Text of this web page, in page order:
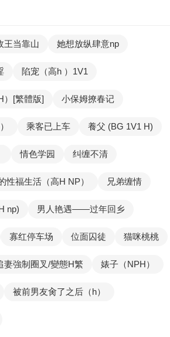
王当靠山 她想放纵肆意np
陷宠（高h ）1V1
）[繁體版] 小保姆撩春记
乘客已上车 養父 (BG 1V1 H)
情色学园 纠缠不清
性福生活（高H NP） 兄弟缠情
np) 男人艳遇——过年回乡
寡红停车场 位面囚徒 猫咪桃桃
妻強制圈叉/變態H繁 婊子（NPH）
被前男友肏了之后（h）